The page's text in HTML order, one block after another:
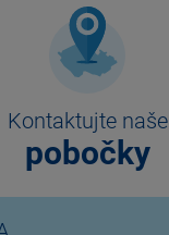
Kontaktujte naše
pobočky